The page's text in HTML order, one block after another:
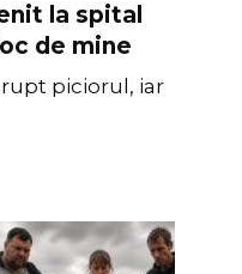
la spital
de mine
piciorul, iar